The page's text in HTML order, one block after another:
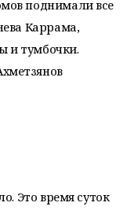
поднимали все
Каррама,
и тумбочки.
Это время суток